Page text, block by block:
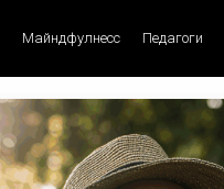
Майндфулнесс Педагоги